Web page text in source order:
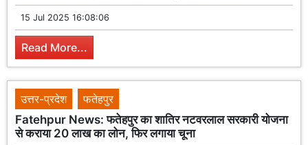
15 Jul 2025 16:08:06
Read More...
उत्तर-प्रदेश
फतेहपुर
Fatehpur News: फतेहपुर का शातिर नटवरलाल सरकारी योजना
से कराया 20 लाख का लोन, फिर लगाया चूना